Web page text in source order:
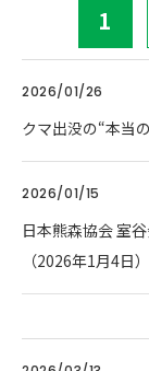
1
2026/01/26
クマ出没の“本当
2026/01/15
日本熊森協会 室
（2026年1月4日）